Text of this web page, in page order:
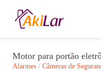
Motor para portão
Alarmes / Câmeras de